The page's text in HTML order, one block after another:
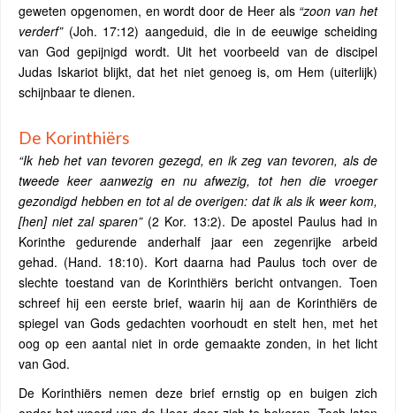
geweten opgenomen, en wordt door de Heer als “zoon van het
verderf”(Joh. 17:12) aangeduid, die in de eeuwige scheiding
van God gepijnigd wordt. Uit het voorbeeld van de discipel
Judas Iskariot blijkt, dat het niet genoeg is, om Hem (uiterlijk)
schijnbaar te dienen.
De Korinthiërs
“Ik heb het van tevoren gezegd, en ik zeg van tevoren, als de
tweede keer aanwezig en nu afwezig, tot hen die vroeger
gezondigd hebben en tot al de overigen: dat ik als ik weer kom,
[hen] niet zal sparen”(2 Kor. 13:2). De apostel Paulus had in
Korinthe gedurende anderhalf jaar een zegenrijke arbeid
gehad. (Hand. 18:10). Kort daarna had Paulus toch over de
slechte toestand van de Korinthiërs bericht ontvangen. Toen
schreef hij een eerste brief, waarin hij aan de Korinthiërs de
spiegel van Gods gedachten voorhoudt en stelt hen, met het
oog op een aantal niet in orde gemaakte zonden, in het licht
van God.
De Korinthiërs nemen deze brief ernstig op en buigen zich